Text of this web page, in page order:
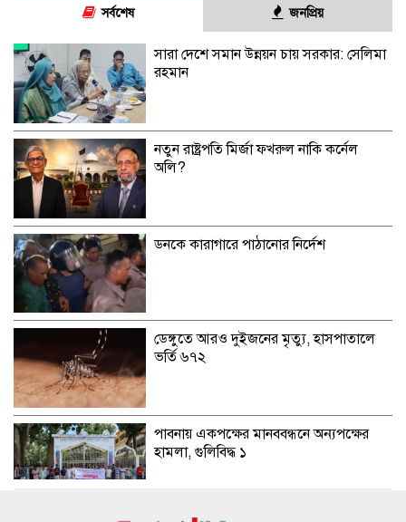
সর্বশেষ জনপ্রিয়
সারা দেশে সমান উন্নয়ন চায় সরকার: সেলিমা
রহমান
নতুন রাষ্ট্রপতি মির্জা ফখরুল নাকি কর্নেল
অলি?
ডনকে কারাগারে পাঠানোর নির্দেশ
ডেঙ্গুতে আরও দুইজনের মৃত্যু, হাসপাতালে
ভর্তি ৬৭২
পাবনায় একপক্ষের মানববন্ধনে অন্যপক্ষের
হামলা, গুলিবিদ্ধ ১